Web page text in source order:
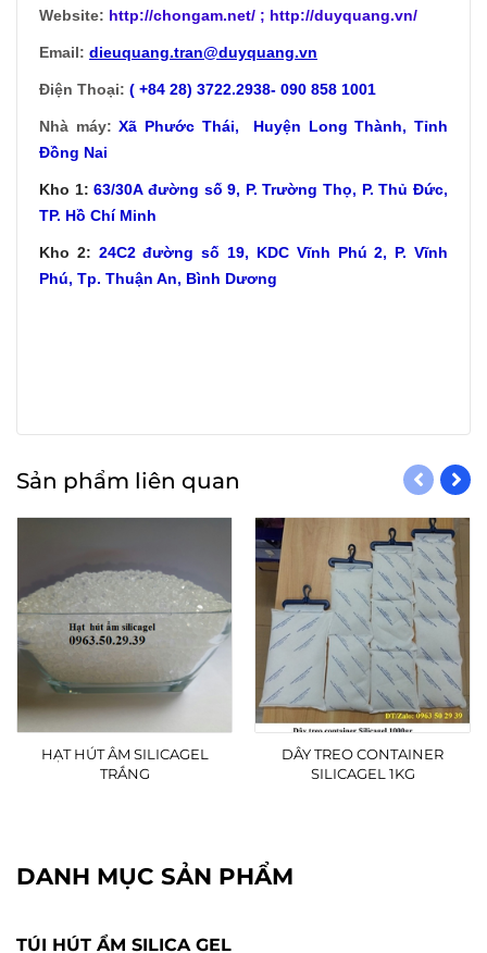
Website: http://chongam.net/ ; http://duyquang.vn/
Email: dieuquang.tran@duyquang.vn
Điện Thoại: ( +84 28) 3722.2938- 090 858 1001
Nhà máy:Xã Phước Thái, Huyện Long Thành, Tỉnh
Đồng Nai
Kho 1: 63/30A đường số 9, P. Trường Thọ, P. Thủ Đức,
TP. Hồ Chí Minh
Kho 2: 24C2 đường số 19, KDC Vĩnh Phú 2, P. Vĩnh
Phú, Tp. Thuận An, Bình Dương
Sản phẩm liên quan
HẠT HÚT ÂM SILICAGEL
TRẮNG
DÂY TREO CONTAINER
SILICAGEL 1KG
DANH MỤC SẢN PHẨM
TÚI HÚT ẨM SILICA GEL